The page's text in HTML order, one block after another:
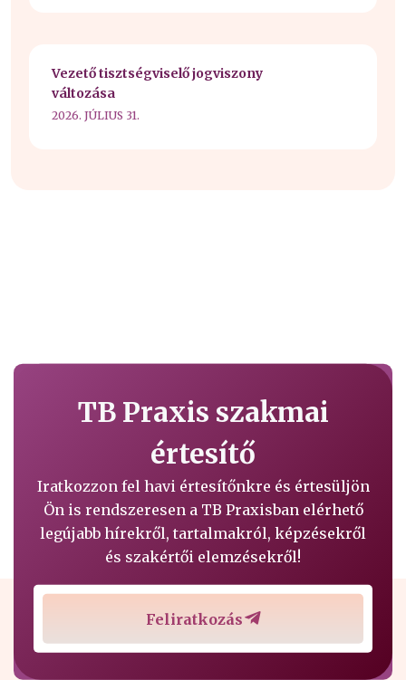
Vezető tisztségviselő jogviszony
változása
2026. JÚLIUS 31.
TB Praxis szakmai
értesítő
Iratkozzon fel havi értesítőnkre és értesüljön
Ön is rendszeresen a TB Praxisban elérhető
legújabb hírekről, tartalmakról, képzésekről
és szakértői elemzésekről!
Feliratkozás